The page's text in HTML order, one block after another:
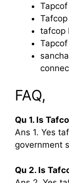
tafcop
FAQ,
Qu 1. Is
Ans 1. Yes
government
Qu 2. Is